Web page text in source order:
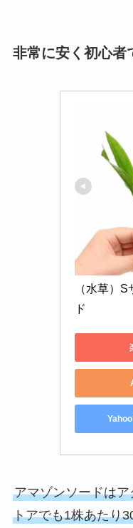
非常に安く初心者
（水草）
ド
アマゾンソードは
トアでも1株あたり